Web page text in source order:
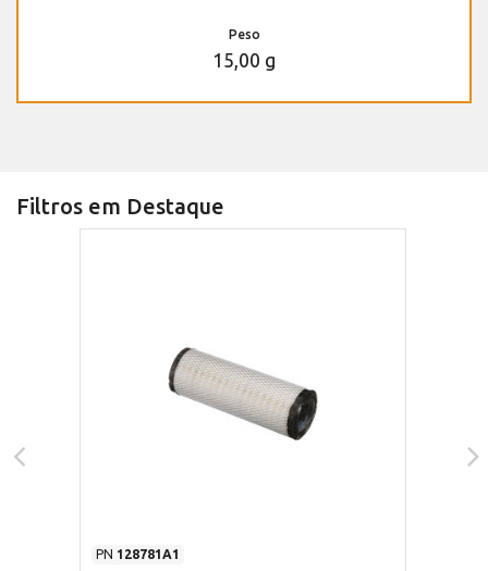
Peso
15,00 g
Filtros em Destaque
PN 128781A1